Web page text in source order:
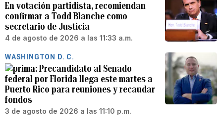
En votación partidista, recomiendan
confirmar a Todd Blanche como
secretario de Justicia
4 de agosto de 2026 a las 11:33 a.m.
WASHINGTON D. C.
Precandidato al Senado
federal por Florida llega este martes a
Puerto Rico para reuniones y recaudar
fondos
3 de agosto de 2026 a las 11:10 p.m.